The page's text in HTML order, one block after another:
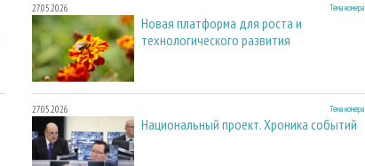
27.05.2026 Тема номера
Новая платформа для роста и
технологического развития
27.05.2026 Тема номера
Национальный проект. Хроника событий